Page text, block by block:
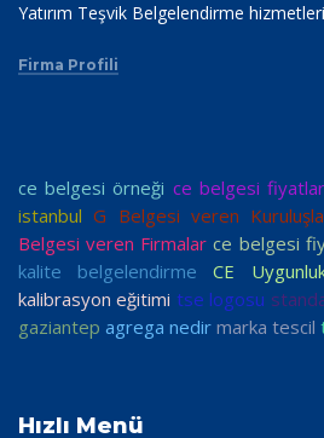
Yatırım Teşvik Belgelendirme
Firma Profili
ce belgesi örneği ce belgesi
istanbul G Belgesi veren
Belgesi veren Firmalar ce belgesi
kalite belgelendirme
CE
kalibrasyon eğitimi tse logosu
gaziantep agrega nedir marka tescil
Hızlı Menü